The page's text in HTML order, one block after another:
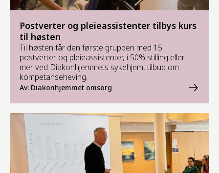
Postverter og pleieassistenter tilbys kurs
til høsten
Til høsten får den første gruppen med 15
postverter og pleieassistenter, i 50% stilling eller
mer ved Diakonhjemmets sykehjem, tilbud om
kompetanseheving.
Av: Diakonhjemmet omsorg